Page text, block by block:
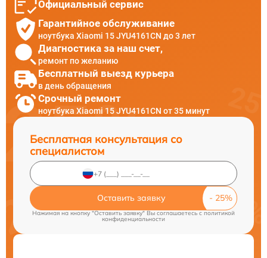
Официальный сервис
Гарантийное обслуживание
ноутбука Xiaomi 15 JYU4161CN до 3 лет
Диагностика за наш счет,
ремонт по желанию
Бесплатный выезд курьера
в день обращения
Срочный ремонт
ноутбука Xiaomi 15 JYU4161CN от 35 минут
Бесплатная консультация со
специалистом
Оставить заявку
Нажимая на кнопку "Оставить заявку" Вы соглашаетесь cполитикой
конфиденциальности